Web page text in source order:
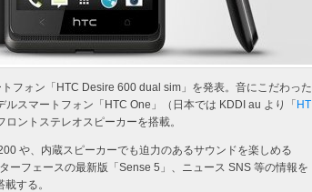
フォン「HTC Desire 600 dual sim」を発表。音にこだわった
スマートフォン「HTC One」（日本では KDDI au より「 HT
ントステレオスピーカーを搭載。
や、内蔵スピーカーでも迫力のあるサウンドを楽しめる
ーフェースの最新版「Sense 5」、ニュース SNS 等の情報を
する。